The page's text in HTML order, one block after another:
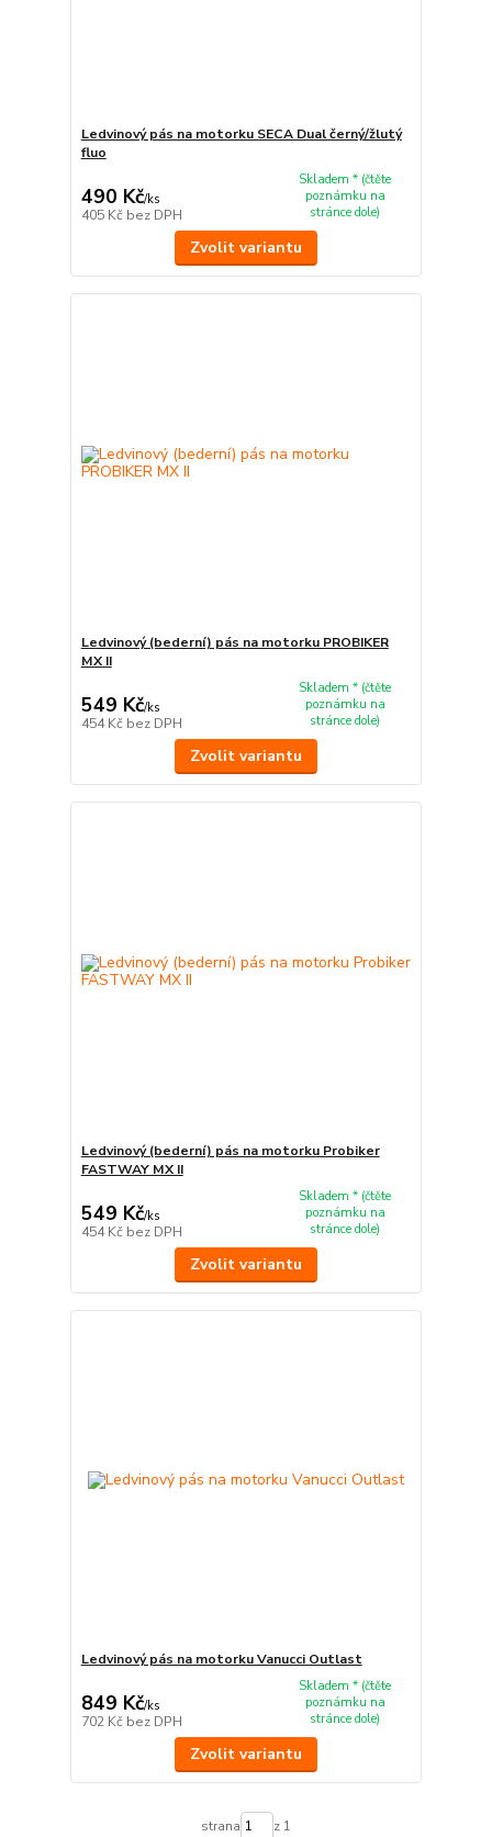
Ledvinový pás na motorku SECA Dual černý/žlutý
fluo
490 Kč/ks
405 Kč bez DPH
Skladem * (čtěte
poznámku na
stránce dole)
Zvolit variantu
Ledvinový (bederní) pás na motorku PROBIKER
MX II
549 Kč/ks
454 Kč bez DPH
Skladem * (čtěte
poznámku na
stránce dole)
Zvolit variantu
Ledvinový (bederní) pás na motorku Probiker
FASTWAY MX II
549 Kč/ks
454 Kč bez DPH
Skladem * (čtěte
poznámku na
stránce dole)
Zvolit variantu
Ledvinový pás na motorku Vanucci Outlast
849 Kč/ks
702 Kč bez DPH
Skladem * (čtěte
poznámku na
stránce dole)
Zvolit variantu
strana z 1